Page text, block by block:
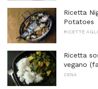
Ricetta
Potatoes
RICETTE
Ricetta
vegano
CENA